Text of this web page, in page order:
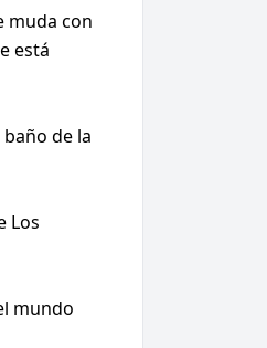
muda con
está
de la
Los
mundo